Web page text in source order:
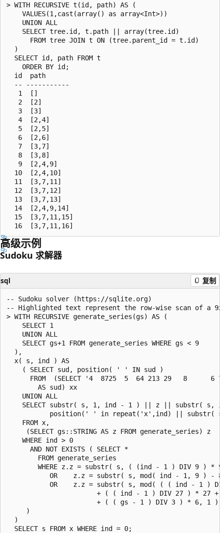
> WITH RECURSIVE t(id, path) AS (
    VALUES(1,cast(array() as array<Int>))
    UNION ALL
    SELECT tree.id, t.path || array(tree.id)
      FROM tree JOIN t ON (tree.parent_id = t.id)
  )
  SELECT id, path FROM t
    ORDER BY id;
  id  path
  -- -----------
   1  []
   2  [2]
   3  [3]
   4  [2,4]
   5  [2,5]
   6  [2,6]
   7  [3,7]
   8  [3,8]
   9  [2,4,9]
  10  [2,4,10]
  11  [3,7,11]
  12  [3,7,12]
  13  [3,7,13]
  14  [2,4,9,14]
  15  [3,7,11,15]
高级示例
Sudoku 求解器
sql 复制
-- Sudoku solver (https://sqlite.org)
-- Highlighted text represent the row-wise scan of a
> WITH RECURSIVE generate_series(gs) AS (
    SELECT 1
    UNION ALL
    SELECT gs+1 FROM generate_series WHERE gs < 9
  ),
  x( s, ind ) AS
    ( SELECT sud, position( ' ' IN sud )
FROM  (SELECT '4  8725  5  64 213 29   8
        AS sud) xx
    UNION ALL
SELECT substr( s, 1, ind - 1 ) || z || substr( s,
position(' ' in repeat('x',ind) || substr(
    FROM x,
     (SELECT gs::STRING AS z FROM generate_series) z
    WHERE ind > 0
      AND NOT EXISTS ( SELECT *
        FROM generate_series
WHERE z.z = substr( s, ( (ind - 1 ) DIV 9 ) *
OR    z.z = substr( s, mod( ind - 1, 9 ) -
OR    z.z = substr( s, mod( ( ( ind - 1 )
+ ( ( ind - 1 ) DIV 27 ) * 27 +
                       + ( ( gs - 1 ) DIV 3 ) * 6, 1 )
     )
  )
  SELECT s FROM x WHERE ind = 0;